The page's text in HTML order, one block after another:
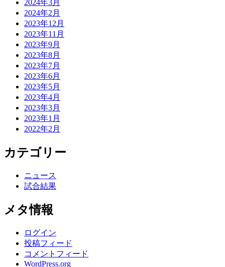
2024年3月
2024年2月
2023年12月
2023年11月
2023年9月
2023年8月
2023年7月
2023年6月
2023年5月
2023年4月
2023年3月
2023年1月
2022年2月
カテゴリー
ニュース
試合結果
メタ情報
ログイン
投稿フィード
コメントフィード
WordPress.org